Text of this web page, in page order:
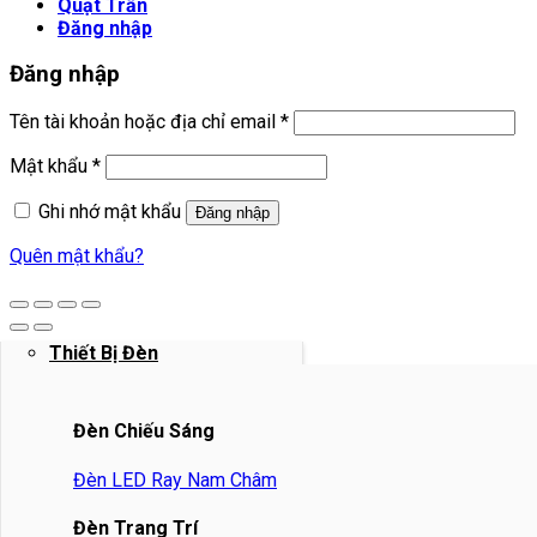
Thiết Bị Đèn
Đèn Chiếu Sáng
Đèn LED Ray Nam Châm
Đèn Trang Trí
Quạt Trần
Đăng nhập
Đăng nhập
Tên tài khoản hoặc địa chỉ email *Bắt
Mật khẩu *Bắt
Ghi nhớ mật khẩu
Đăng nhập
Quên mật khẩu?